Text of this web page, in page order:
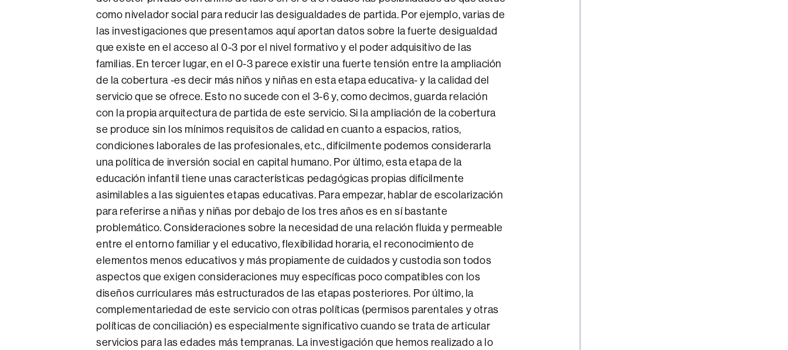
como nivelador social para reducir las desigualdades de partida. Por ejemplo, varias de
las investigaciones que presentamos aquí aportan datos sobre la fuerte desigualdad
que existe en el acceso al 0-3 por el nivel formativo y el poder adquisitivo de las
familias. En tercer lugar, en el 0-3 parece existir una fuerte tensión entre la ampliación
de la cobertura -es decir más niños y niñas en esta etapa educativa- y la calidad del
servicio que se ofrece. Esto no sucede con el 3-6 y, como decimos, guarda relación
con la propia arquitectura de partida de este servicio. Si la ampliación de la cobertura
se produce sin los mínimos requisitos de calidad en cuanto a espacios, ratios,
condiciones laborales de las profesionales, etc., difícilmente podemos considerarla
una política de inversión social en capital humano. Por último, esta etapa de la
educación infantil tiene unas características pedagógicas propias difícilmente
asimilables a las siguientes etapas educativas. Para empezar, hablar de escolarización
para referirse a niñas y niñas por debajo de los tres años es en sí bastante
problemático. Consideraciones sobre la necesidad de una relación fluida y permeable
entre el entorno familiar y el educativo, flexibilidad horaria, el reconocimiento de
elementos menos educativos y más propiamente de cuidados y custodia son todos
aspectos que exigen consideraciones muy específicas poco compatibles con los
diseños curriculares más estructurados de las etapas posteriores. Por último, la
complementariedad de este servicio con otras políticas (permisos parentales y otras
políticas de conciliación) es especialmente significativo cuando se trata de articular
servicios para las edades más tempranas. La investigación que hemos realizado a lo